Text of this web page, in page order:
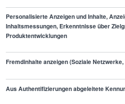
Finde den Job,
der zu dir
Stepstone
Personalisierte Anzeigen und Inhalte,
Inhaltsmessungen, Erkenntnisse über
Produktentwicklungen
Fremdinhalte anzeigen (Soziale
Aus Authentifizierungen abgeleitete